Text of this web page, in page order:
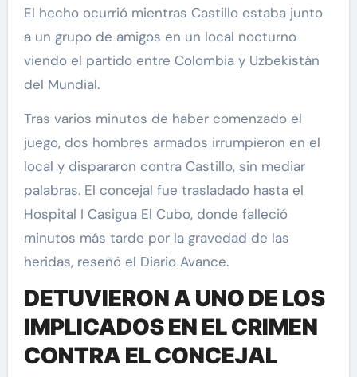
El hecho ocurrió mientras Castillo estaba junto
a un grupo de amigos en un local nocturno
viendo el partido entre Colombia y Uzbekistán
del Mundial.
Tras varios minutos de haber comenzado el
juego, dos hombres armados irrumpieron en el
local y dispararon contra Castillo, sin mediar
palabras. El concejal fue trasladado hasta el
Hospital I Casigua El Cubo, donde falleció
minutos más tarde por la gravedad de las
heridas, reseñó el Diario Avance.
DETUVIERON A UNO DE LOS
IMPLICADOS EN EL CRIMEN
CONTRA EL CONCEJAL